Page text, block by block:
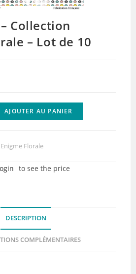
Collection
– Lot de 10
AJOUTER AU PANIER
Florale
to see the price
DESCRIPTION
COMPLÉMENTAIRES